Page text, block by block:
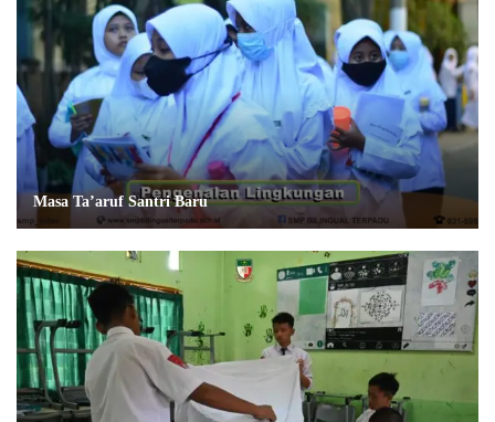
Masa Ta’aruf Santri Baru